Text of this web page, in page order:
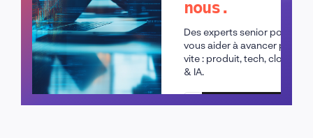
nous.
Des experts senior pour
vous aider à avancer plus
vite : produit, tech, cloud
& IA.
Planifier un appel